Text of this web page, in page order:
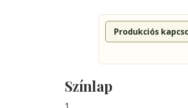
Produkciós
Színlap